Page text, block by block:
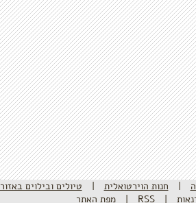
| חנות הוירטואלית | טיולים ובילוים באזור
|
RSS
| מפת האתר